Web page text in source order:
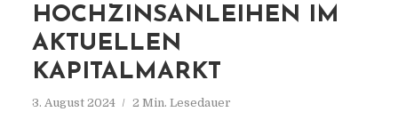
HOCHZINSANLEIHEN IM
AKTUELLEN
KAPITALMARKT
3. August 2024 2 Min. Lesedauer